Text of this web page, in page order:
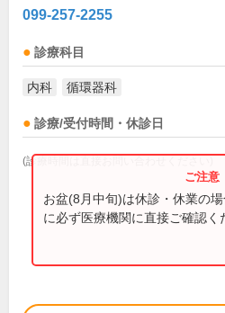
099-257-2255
診療科目
内科 循環器科
診療/受付時間・休診日
(診療時間は直接お問い合わせください)
お盆(8月中旬)は休診・休業の
に必ず医療機関に直接ご確認く